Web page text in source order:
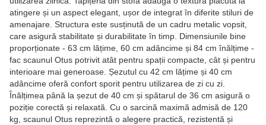
atingere și un aspect elegant, ușor de integrat în diferite stiluri de
amenajare. Structura este susținută de un cadru metalic vopsit,
care asigură stabilitate și durabilitate în timp. Dimensiunile bine
proporționate - 63 cm lățime, 60 cm adâncime și 84 cm înălțime -
fac scaunul Otus potrivit atât pentru spații compacte, cât și pentru
interioare mai generoase. Șezutul cu 42 cm lățime și 40 cm
adâncime oferă confort sporit pentru utilizarea de zi cu zi.
Înălțimea până la șezut de 40 cm și spătarul de 36 cm asigură o
poziție corectă și relaxată. Cu o sarcină maximă admisă de 120
kg, scaunul Otus reprezintă o alegere practică, rezistentă și